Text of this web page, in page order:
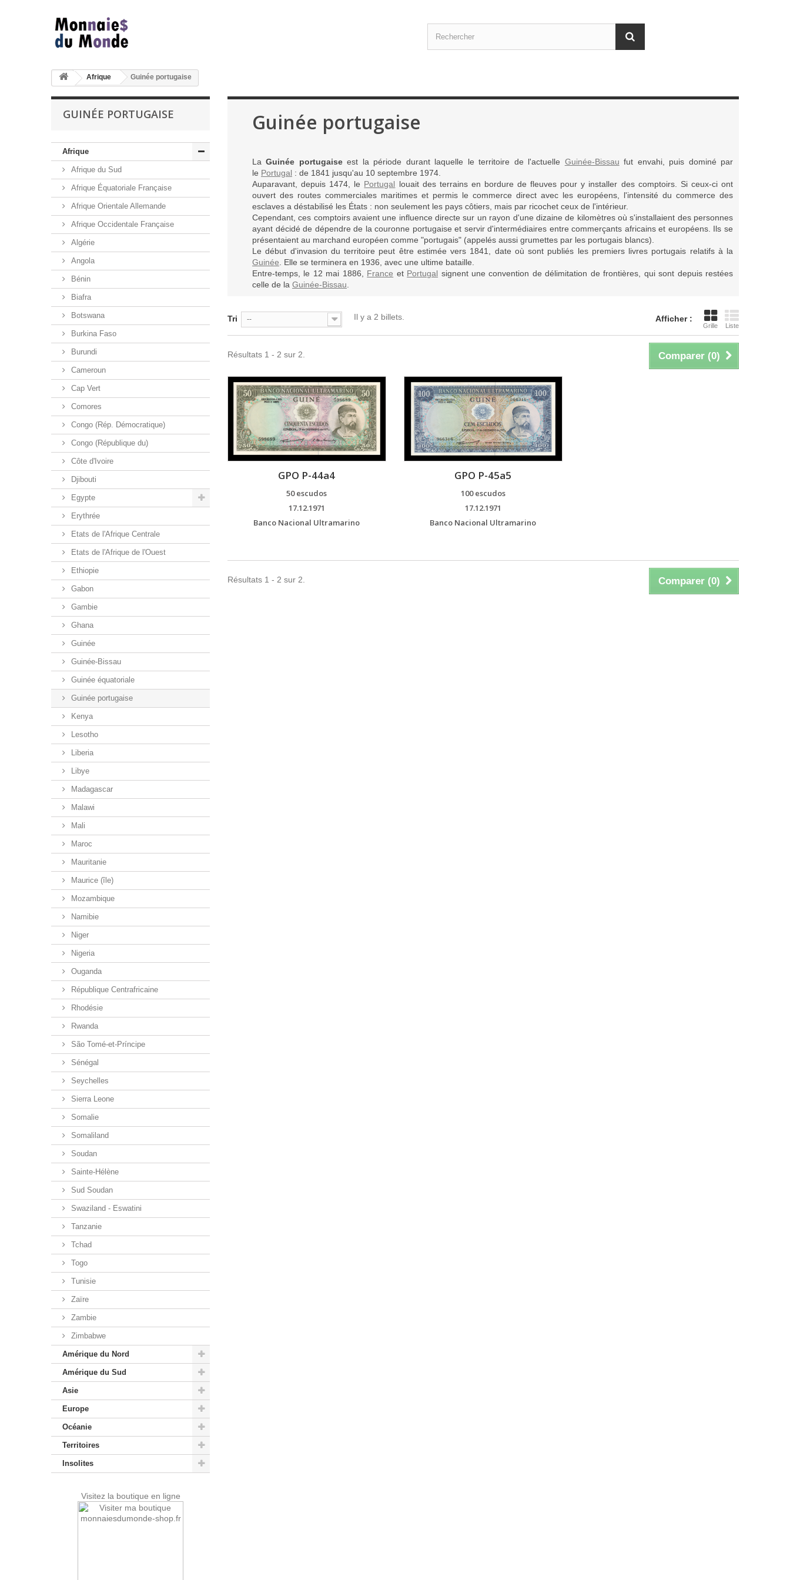
Afrique Guinée portugaise
GUINÉE PORTUGAISE
Afrique
Afrique du Sud
Afrique Équatoriale Française
Afrique Orientale Allemande
Afrique Occidentale Française
Algérie
Angola
Bénin
Biafra
Botswana
Burkina Faso
Burundi
Cameroun
Cap Vert
Comores
Congo (Rép. Démocratique)
Congo (République du)
Côte d'Ivoire
Djibouti
Egypte
Erythrée
Etats de l'Afrique Centrale
Etats de l'Afrique de l'Ouest
Ethiopie
Gabon
Gambie
Ghana
Guinée
Guinée-Bissau
Guinée équatoriale
Guinée portugaise
Kenya
Lesotho
Liberia
Libye
Madagascar
Malawi
Mali
Maroc
Mauritanie
Maurice (île)
Mozambique
Namibie
Niger
Nigeria
Ouganda
République Centrafricaine
Rhodésie
Rwanda
São Tomé-et-Príncipe
Sénégal
Seychelles
Sierra Leone
Somalie
Somaliland
Soudan
Sainte-Hélène
Sud Soudan
Swaziland - Eswatini
Tanzanie
Tchad
Togo
Tunisie
Zaïre
Zambie
Zimbabwe
Amérique du Nord
Amérique du Sud
Asie
Europe
Océanie
Territoires
Insolites
Visitez la boutique en ligne
Guinée portugaise
LaGuinée portugaiseest la période durant laquelle le territoire de l'actuelle Guinée-Bissau fut envahi, puis dominé par
le Portugal : de 1841 jusqu'au 10 septembre 1974.
Auparavant, depuis 1474, le Portugal louait des terrains en bordure de fleuves pour y installer des comptoirs. Si ceux-ci ont
ouvert des routes commerciales maritimes et permis le commerce direct avec les européens, l'intensité du commerce des
esclaves a déstabilisé les États : non seulement les pays côtiers, mais par ricochet ceux de l'intérieur.
Cependant, ces comptoirs avaient une influence directe sur un rayon d'une dizaine de kilomètres où s'installaient des personnes
ayant décidé de dépendre de la couronne portugaise et servir d'intermédiaires entre commerçants africains et européens. Ils se
présentaient au marchand européen comme "portugais" (appelés aussi grumettes par les portugais blancs).
Le début d'invasion du territoire peut être estimée vers 1841, date où sont publiés les premiers livres portugais relatifs à la
Guinée . Elle se terminera en 1936, avec une ultime bataille.
Entre-temps, le 12 mai 1886, France et Portugal signent une convention de délimitation de frontières, qui sont depuis restées
celle de la Guinée-Bissau
Afficher :
Grille Liste
Tri -- Il y a 2 billets.
Comparer (0)
Résultats 1 - 2 sur 2.
GPO P-44a4
50 escudos
17.12.1971
Banco Nacional Ultramarino
GPO P-45a5
100 escudos
17.12.1971
Banco Nacional Ultramarino
Comparer (0)
Résultats 1 - 2 sur 2.